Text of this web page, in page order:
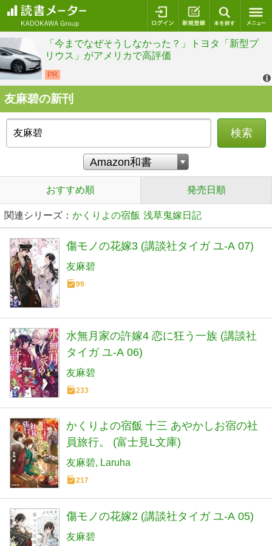
ログイン 新規登録
友麻碧の新刊
検索
おすすめ順 発売日順
関連シリーズ： かくりよの宿飯 浅草鬼嫁日記
傷モノの花嫁3 (講談社タイガ ユ-A 07)
友麻碧
99
水無月家の許嫁4 恋に狂う一族 (講談社
タイガ ユ-A 06)
友麻碧
233
かくりよの宿飯 十三 あやかしお宿の社
員旅行。 (富士見L文庫)
友麻碧 Laruha
217
傷モノの花嫁2 (講談社タイガ ユ-A 05)
友麻碧